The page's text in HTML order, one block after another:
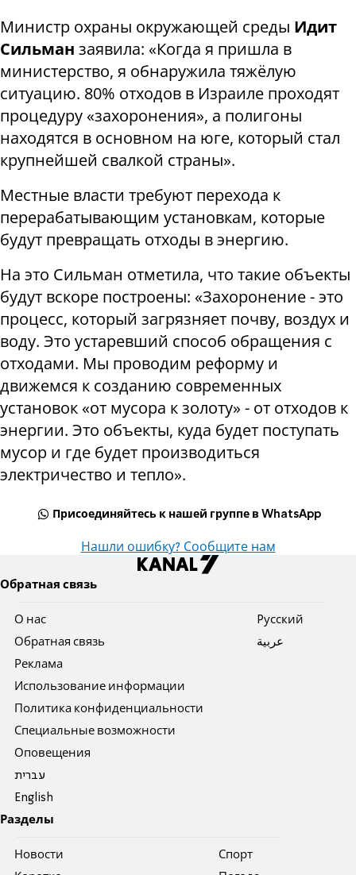
Министр охраны окружающей среды Идит
Сильман заявила: «Когда я пришла в
министерство, я обнаружила тяжёлую
ситуацию. 80% отходов в Израиле проходят
процедуру «захоронения», а полигоны
находятся в основном на юге, который стал
крупнейшей свалкой страны».
Местные власти требуют перехода к
перерабатывающим установкам, которые
будут превращать отходы в энергию.
На это Сильман отметила, что такие объекты
будут вскоре построены: «Захоронение - это
процесс, который загрязняет почву, воздух и
воду. Это устаревший способ обращения с
отходами. Мы проводим реформу и
движемся к созданию современных
установок «от мусора к золоту» - от отходов к
энергии. Это объекты, куда будет поступать
мусор и где будет производиться
электричество и тепло».
Присоединяйтесь к нашей группе в WhatsApp
Нашли ошибку? Сообщите нам
Обратная связь
О нас
Обратная связь
Реклама
Использование информации
Политика конфиденциальности
Специальные возможности
Оповещения
עברית
English
Pусский
عربية
Разделы
Новости
Спорт